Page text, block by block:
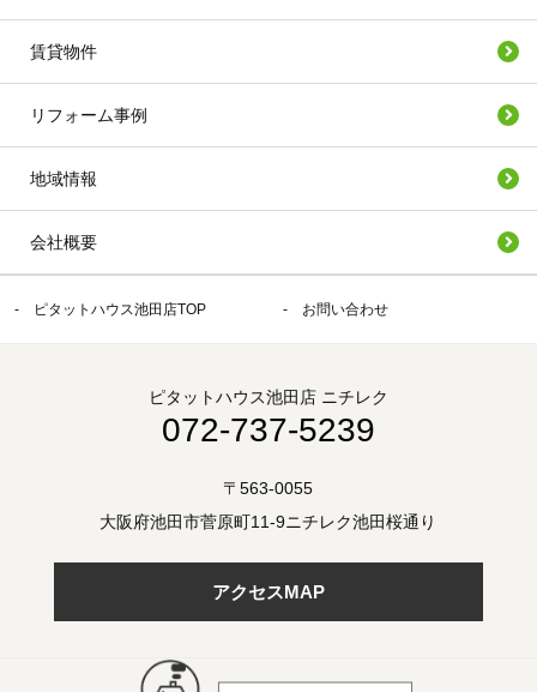
賃貸物件
リフォーム事例
地域情報
会社概要
ピタットハウス池田店TOP お問い合わせ
ピタットハウス池田店 ニチレク
072-737-5239
〒563-0055
大阪府池田市菅原町11-9ニチレク池田桜通り
アクセスMAP